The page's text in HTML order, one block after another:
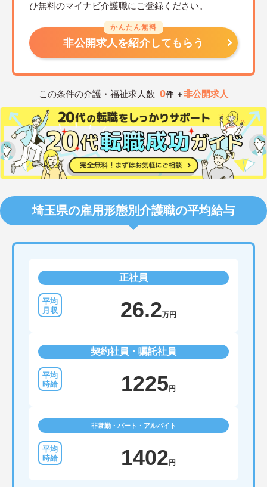
ひ無料のマイナビ介護職にご登録ください。
かんたん無料
非公開求人を紹介してもらう
この条件の介護・福祉求人数 0件 ＋非公開求人
埼玉県の雇用形態別介護職の平均給与
正社員
26.2万円
契約社員・嘱託社員
1225 円
非常勤・パート・アルバイト
1402 円